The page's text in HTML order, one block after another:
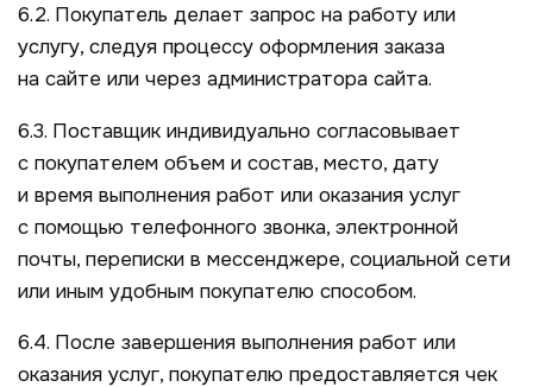
6.2. Покупатель делает запрос на работу или
услугу, следуя процессу оформления заказа
на сайте или через администратора сайта.
6.3. Поставщик индивидуально согласовывает
с покупателем объем и состав, место, дату
и время выполнения работ или оказания услуг
с помощью телефонного звонка, электронной
почты, переписки в мессенджере, социальной сети
или иным удобным покупателю способом.
6.4. После завершения выполнения работ или
оказания услуг, покупателю предоставляется чек